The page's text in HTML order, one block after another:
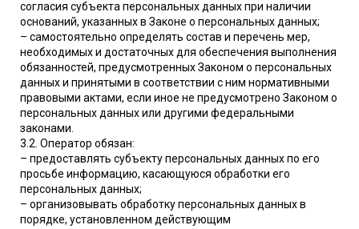
согласия субъекта персональных данных при наличии
оснований, указанных в Законе о персональных данных;
– самостоятельно определять состав и перечень мер,
необходимых и достаточных для обеспечения выполнения
обязанностей, предусмотренных Законом о персональных
данных и принятыми в соответствии с ним нормативными
правовыми актами, если иное не предусмотрено Законом о
персональных данных или другими федеральными
законами.
3.2. Оператор обязан:
– предоставлять субъекту персональных данных по его
просьбе информацию, касающуюся обработки его
персональных данных;
– организовывать обработку персональных данных в
порядке, установленном действующим